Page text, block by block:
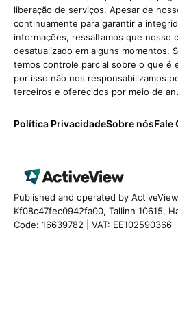
liberação de serviços. Apesar de
continuamente para garantir a
informações, ressaltamos que nosso
desatualizado em alguns momentos.
temos controle parcial sobre o que é
por isso não nos responsabilizamos
terceiros e oferecidos por meio de
Política PrivacidadeSobre nósFale
Published and operated by ActiveView
Kf08c47fec0942fa00, Tallinn 10615,
Code: 16639782 | VAT: EE102590366